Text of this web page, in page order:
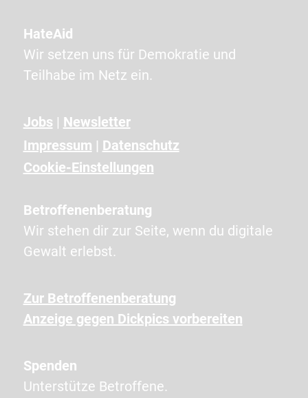
C
H
A
n
g
e
e
i
g
n
Z
i
c
HateAid
Wir setzen uns für Demokratie und
Teilhabe im Netz ein.
Jobs | Newsletter
Impressum | Datenschutz
Cookie-Einstellungen
Betroffenenberatung
Wir stehen dir zur Seite, wenn du digitale
Gewalt erlebst.
Zur Betroffenenberatung
Anzeige gegen Dickpics vorbereiten
Spenden
Unterstütze Betroffene.